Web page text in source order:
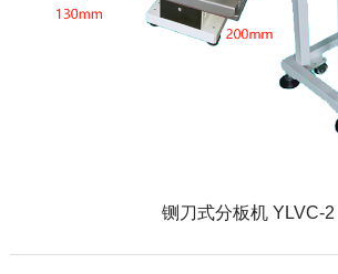
铡刀式分板机 YLVC-2